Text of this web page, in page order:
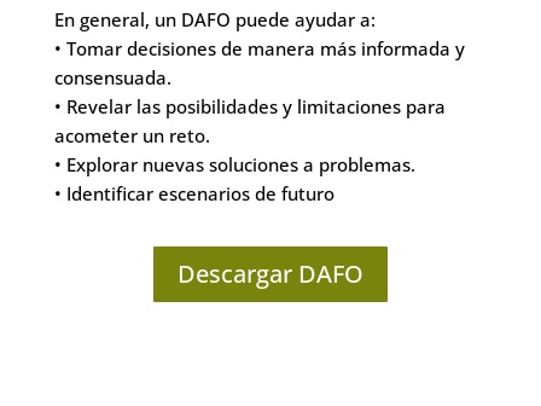
En general, un DAFO puede ayudar a:
• Tomar decisiones de manera más informada y
consensuada.
• Revelar las posibilidades y limitaciones para
acometer un reto.
• Explorar nuevas soluciones a problemas.
• Identificar escenarios de futuro
Descargar DAFO